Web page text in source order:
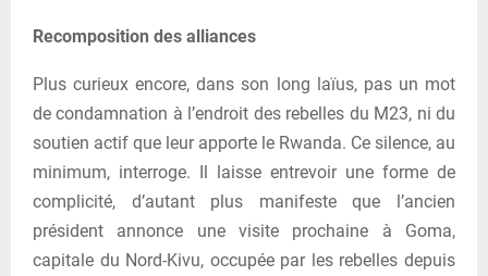
Recomposition des alliances
Plus curieux encore, dans son long laïus, pas un mot
de condamnation à l’endroit des rebelles du M23, ni du
soutien actif que leur apporte le Rwanda. Ce silence, au
minimum, interroge. Il laisse entrevoir une forme de
complicité, d’autant plus manifeste que l’ancien
président annonce une visite prochaine à Goma,
capitale du Nord-Kivu, occupée par les rebelles depuis